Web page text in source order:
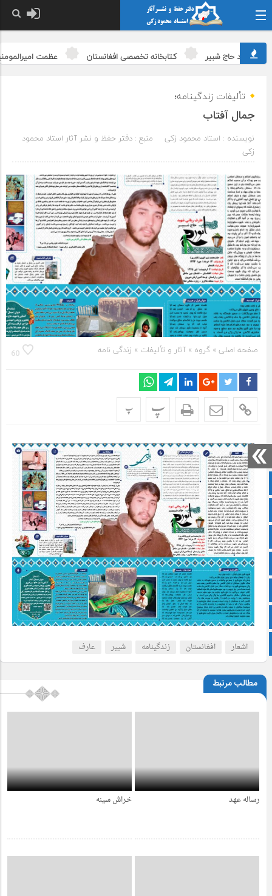
صفحه نخست
سروش
آپارات
اینستاگرام
زبان انگلیسی
شهید حاج شبیر کتابخانه تخصصی افغانستان عظمت
تألیفات زندگینامه؛
جمال آفتاب
نویسنده : استاد محمود زکی
منبع : دفتر حفظ و نشر آثار استاد محمود
زکی
صفحه اصلی » گروه » آثار و تألیفات » زندگی نامه 60
پ پ
اشعار افغانستان زندگینامه شبیر عارف
مطالب مرتبط
رساله عهد خراش سینه